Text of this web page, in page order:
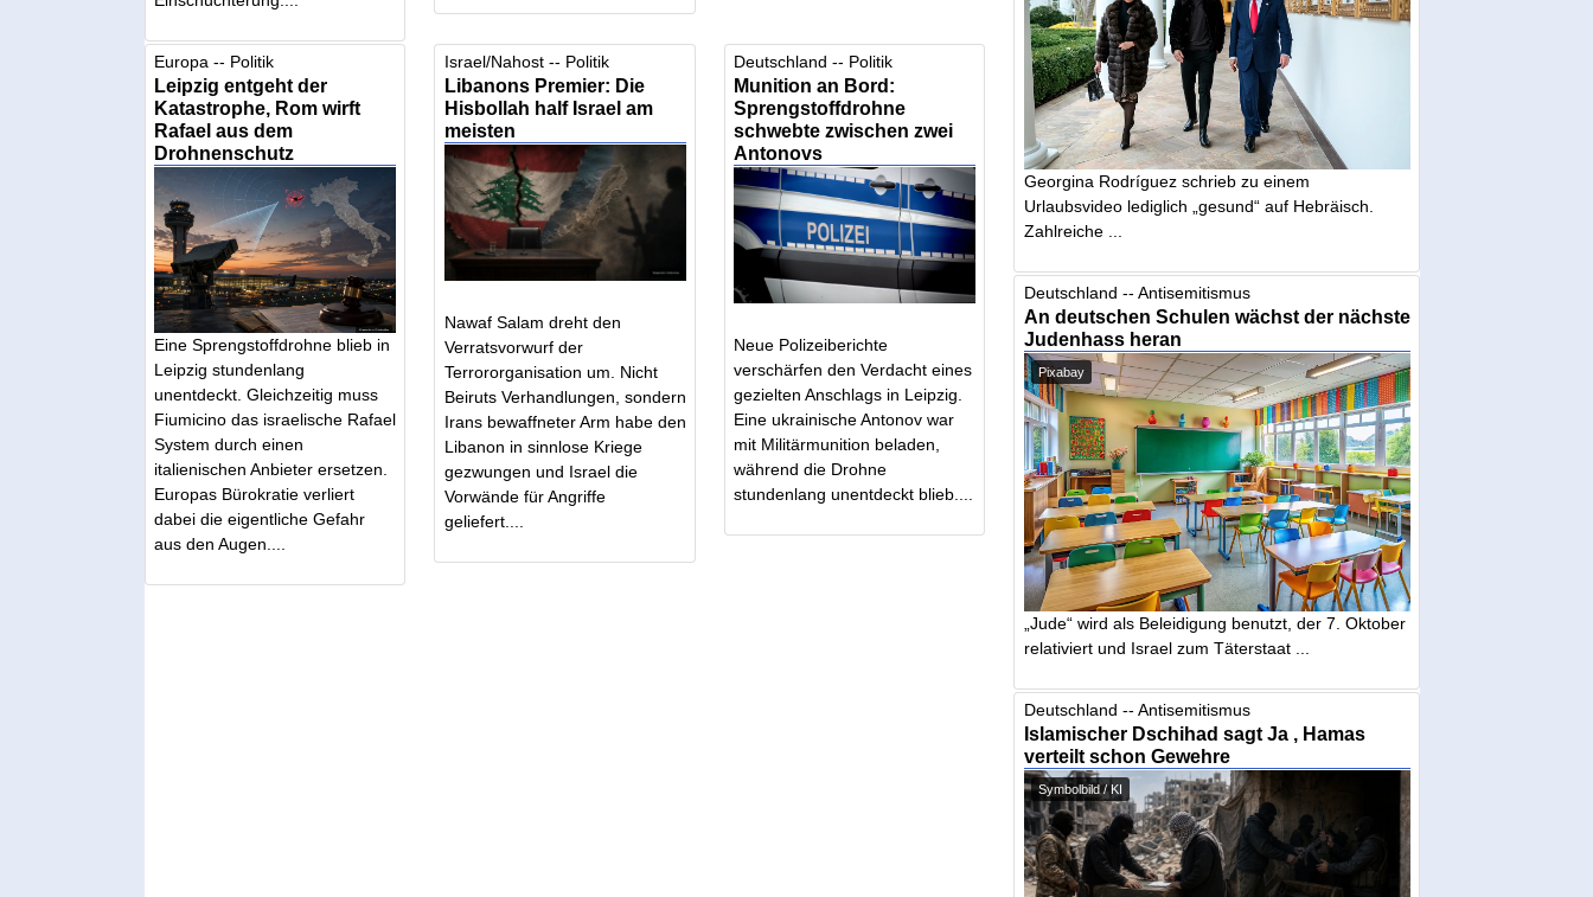
Europa -- Politik
Leipzig entgeht der
Katastrophe, Rom wirft
Rafael aus dem
Drohnenschutz
Eine Sprengstoffdrohne blieb in
Leipzig stundenlang
unentdeckt. Gleichzeitig muss
Fiumicino das israelische Rafael
System durch einen
italienischen Anbieter ersetzen.
Europas Bürokratie verliert
dabei die eigentliche Gefahr
aus den Augen....
Israel/Nahost -- Politik
Libanons Premier: Die
Hisbollah half Israel am
meisten
Nawaf Salam dreht den
Verratsvorwurf der
Terrororganisation um. Nicht
Beiruts Verhandlungen, sondern
Irans bewaffneter Arm habe den
Libanon in sinnlose Kriege
gezwungen und Israel die
Vorwände für Angriffe
geliefert....
Deutschland -- Politik
Munition an Bord:
Sprengstoffdrohne
schwebte zwischen zwei
Antonovs
Neue Polizeiberichte
verschärfen den Verdacht eines
gezielten Anschlags in Leipzig.
Eine ukrainische Antonov war
mit Militärmunition beladen,
während die Drohne
stundenlang unentdeckt blieb....
Georgina Rodríguez schrieb zu einem
Urlaubsvideo lediglich „gesund“ auf Hebräisch.
Zahlreiche ...
Deutschland -- Antisemitismus
An deutschen Schulen wächst der nächste
Judenhass heran
Pixabay
„Jude“ wird als Beleidigung benutzt, der 7. Oktober
relativiert und Israel zum Täterstaat ...
Deutschland -- Antisemitismus
Islamischer Dschihad sagt Ja , Hamas
verteilt schon Gewehre
Symbolbild / KI